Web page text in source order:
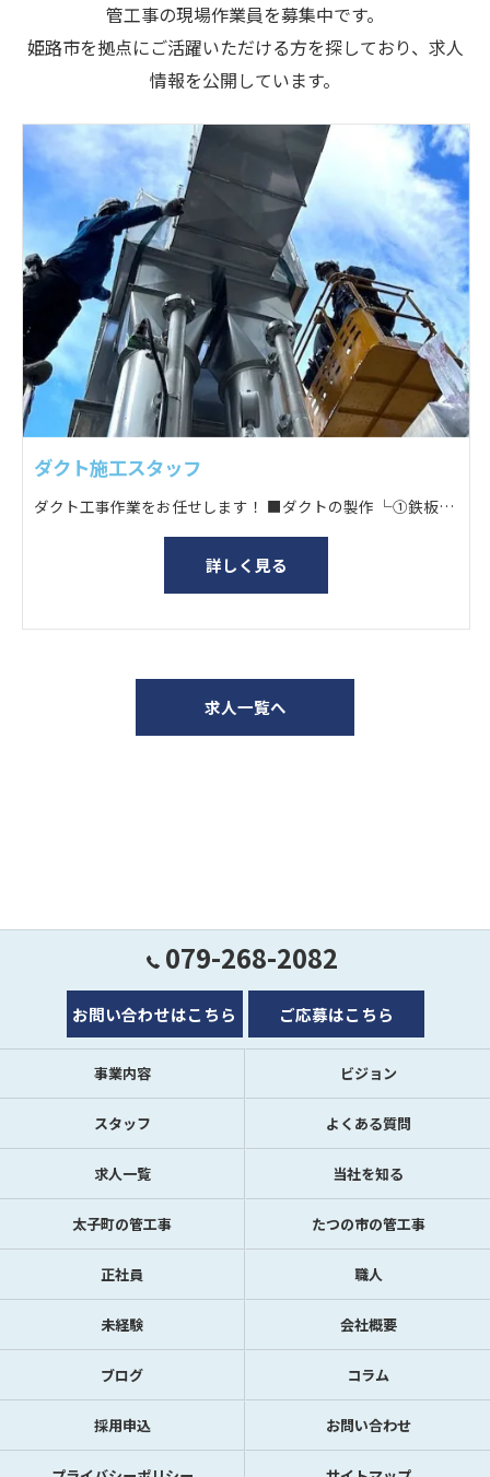
管工事の現場作業員を募集中です。
姫路市を拠点にご活躍いただける方を探しており、求人
情報を公開しています。
ダクト施工スタッフ
ダクト工事作業をお任せします！ ■ダクトの製作 └①鉄板を1枚ずつ機械で加工を施す └②折り紙のようにダクトをつなげる └③ハンマーで補修・微調整し、完成！ ■通気管の設置 └寸法を測り、組み立てたダクトを取り付ける
詳しく見る
求人一覧へ
079-268-2082
お問い合わせはこちら ご応募はこちら
事業内容 ビジョン
スタッフ よくある質問
求人一覧 当社を知る
太子町の管工事 たつの市の管工事
正社員 職人
未経験 会社概要
ブログ コラム
採用申込 お問い合わせ